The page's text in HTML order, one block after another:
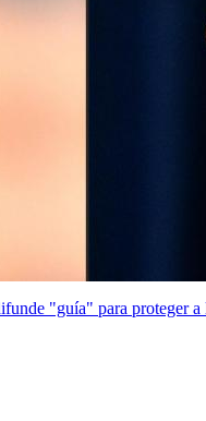
"guía" para proteger